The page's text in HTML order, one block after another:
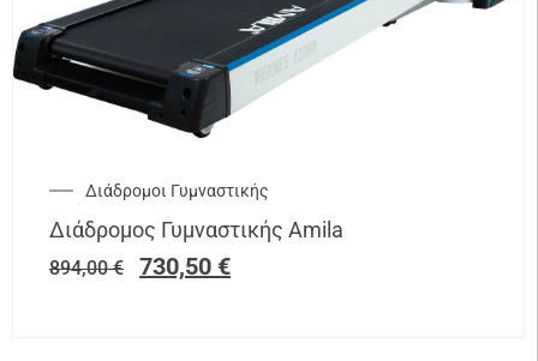
Διάδρομοι Γυμναστικής
Διάδρομος Γυμναστικής Amila
894,00€ 730,50 €